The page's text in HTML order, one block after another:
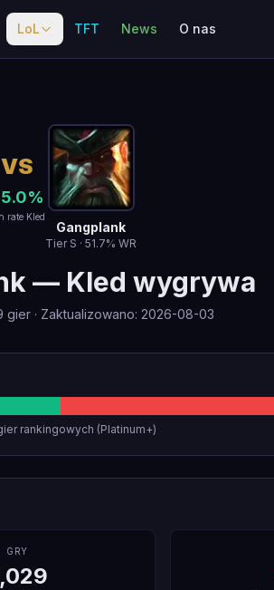
LoL TFT News O nas
VS
%
rate Kled
Gangplank
Tier S · 51.7% WR
— Kled wygrywa
gier· Zaktualizowano: 2026-08-03
rankingowych (Platinum+)
GRY